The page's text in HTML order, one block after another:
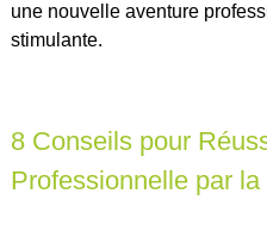
une nouvelle aventure
stimulante.
8 Conseils pour
Professionnelle par la